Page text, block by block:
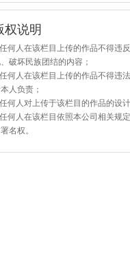
权说明
何人在该栏目上传的作品不得违
破坏民族团结的内容；
何人在该栏目上传的作品不得违
人负责；
何人对上传于该栏目的作品的设
何人在该栏目依照本公司相关规
名权。